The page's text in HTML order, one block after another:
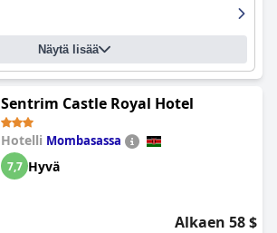
Näytä lisää
Sentrim Castle Royal Hotel
Hotelli Mombasassa
7,7 Hyvä
Alkaen 58 $